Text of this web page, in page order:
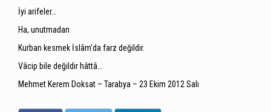
İyi arifeler…
Ha, unutmadan
Kurban kesmek İslâm’da farz değildir.
Vâcip bile değildir hâttâ…
Mehmet Kerem Doksat – Tarabya – 23 Ekim 2012 Salı